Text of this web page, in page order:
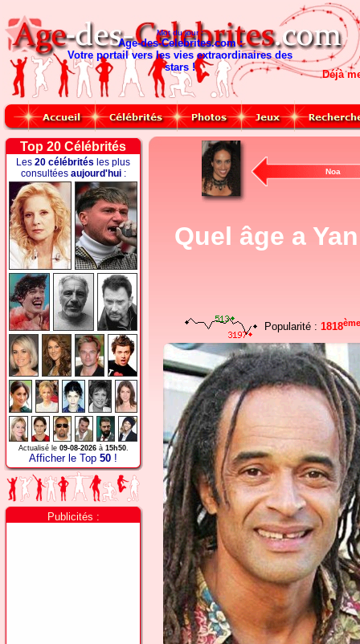
Mot du jour :
Age-des-Celebrites.com :
Votre portail vers les vies extraordinaires des
stars !
Déjà
Top 20 Célébrités
Les 20 célébrités les plus
consultées aujourd'hui:
Actualisé le 09-08-2026à 15h50.
Afficher le Top 50 !
Publicités :
Noa
Quel âge a
Popularité : 1818ème